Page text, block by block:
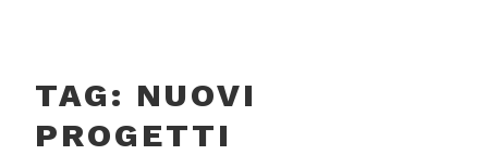
TAG: NUOVI
PROGETTI